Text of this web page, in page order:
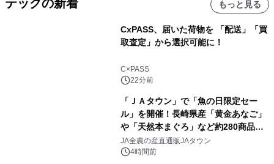
テックの新着 もっと見る
CxPASS、届いた荷物を 「配送」「買
取査定」から選択可能に！
C×PASS
22分前
「ＪＡタウン」で「魚の日限定セー
ル」を開催！長崎県産「黄金あなご」
や「天然本まぐろ」など約280商品を
販売！～毎月１０日の定例企画～
JA全農の産直通販JAタウン
4時間前